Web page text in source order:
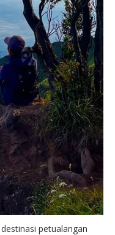
petualangan